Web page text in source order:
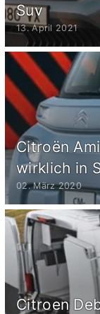
Suv
13. April 2021
Citroën
wirklich in
02. März 2020
Citroen